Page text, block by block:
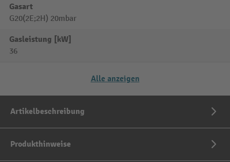
Gasart
G20(2E;2H) 20mbar
Gasleistung [kW]
36
Alle anzeigen
Artikelbeschreibung
Produkthinweise